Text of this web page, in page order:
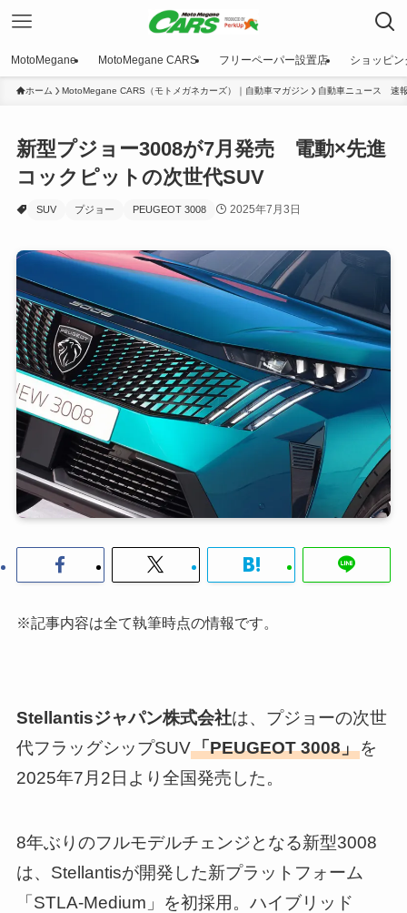
MotoMegane MotoMegane CARS フリーペーパー設置店 ショッピン
ホーム MotoMegane CARS（モトメガネカーズ）｜自動車マガジン 自動車ニュース 速
新型プジョー3008が7月発売 電動×先進
コックピットの次世代SUV
SUV プジョー PEUGEOT 3008 2025年7月3日
※記事内容は全て執筆時点の情報です。
Stellantisジャパン株式会社は、プジョーの次世
代フラッグシップSUV「PEUGEOT 3008」を
2025年7月2日より全国発売した。
8年ぶりのフルモデルチェンジとなる新型3008
は、Stellantisが開発した新プラットフォーム
「STLA-Medium」を初採用。ハイブリッド